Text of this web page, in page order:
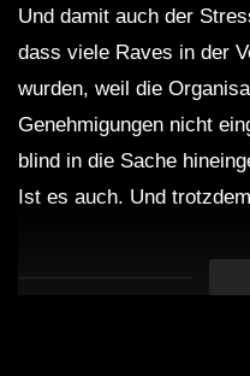
Und damit auch der
dass viele Raves in der
wurden, weil die
Genehmigungen nicht
blind in die Sache
Ist es auch. Und
gewisser Weise zur